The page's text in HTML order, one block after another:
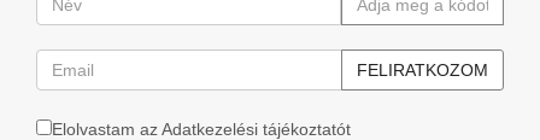
Elolvastam az Adatkezelési tájékoztatót